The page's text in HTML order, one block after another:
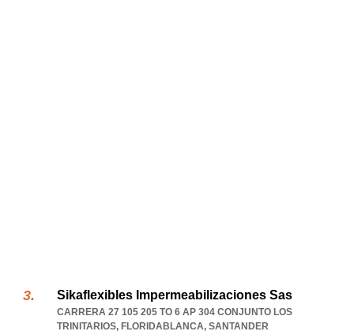
Sikaflexibles Impermeabilizaciones Sas
CARRERA 27 105 205 TO 6 AP 304 CONJUNTO LOS
TRINITARIOS, FLORIDABLANCA, SANTANDER